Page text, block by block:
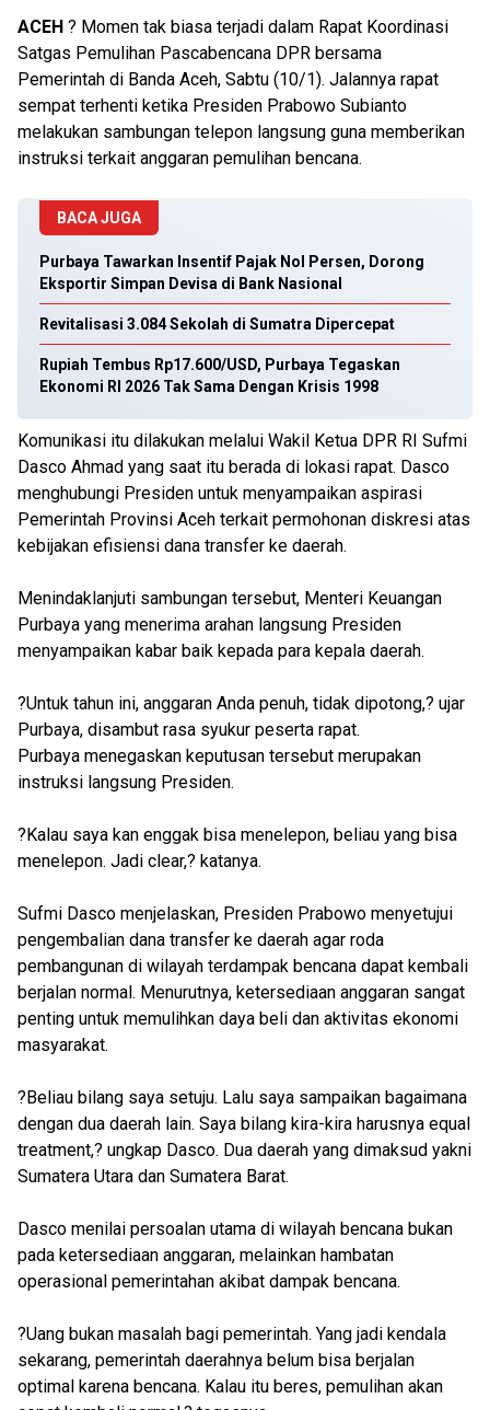
ACEH ? Momen tak biasa terjadi dalam Rapat Koordinasi
Satgas Pemulihan Pascabencana DPR bersama
Pemerintah di Banda Aceh, Sabtu (10/1). Jalannya rapat
sempat terhenti ketika Presiden Prabowo Subianto
melakukan sambungan telepon langsung guna memberikan
instruksi terkait anggaran pemulihan bencana.
BACA JUGA
Purbaya Tawarkan Insentif Pajak Nol Persen, Dorong
Eksportir Simpan Devisa di Bank Nasional
Revitalisasi 3.084 Sekolah di Sumatra Dipercepat
Rupiah Tembus Rp17.600/USD, Purbaya Tegaskan
Ekonomi RI 2026 Tak Sama Dengan Krisis 1998
Komunikasi itu dilakukan melalui Wakil Ketua DPR RI Sufmi
Dasco Ahmad yang saat itu berada di lokasi rapat. Dasco
menghubungi Presiden untuk menyampaikan aspirasi
Pemerintah Provinsi Aceh terkait permohonan diskresi atas
kebijakan efisiensi dana transfer ke daerah.
Menindaklanjuti sambungan tersebut, Menteri Keuangan
Purbaya yang menerima arahan langsung Presiden
menyampaikan kabar baik kepada para kepala daerah.
?Untuk tahun ini, anggaran Anda penuh, tidak dipotong,? ujar
Purbaya, disambut rasa syukur peserta rapat.
Purbaya menegaskan keputusan tersebut merupakan
instruksi langsung Presiden.
?Kalau saya kan enggak bisa menelepon, beliau yang bisa
menelepon. Jadi clear,? katanya.
Sufmi Dasco menjelaskan, Presiden Prabowo menyetujui
pengembalian dana transfer ke daerah agar roda
pembangunan di wilayah terdampak bencana dapat kembali
berjalan normal. Menurutnya, ketersediaan anggaran sangat
penting untuk memulihkan daya beli dan aktivitas ekonomi
masyarakat.
?Beliau bilang saya setuju. Lalu saya sampaikan bagaimana
dengan dua daerah lain. Saya bilang kira-kira harusnya equal
treatment,? ungkap Dasco. Dua daerah yang dimaksud yakni
Sumatera Utara dan Sumatera Barat.
Dasco menilai persoalan utama di wilayah bencana bukan
pada ketersediaan anggaran, melainkan hambatan
operasional pemerintahan akibat dampak bencana.
?Uang bukan masalah bagi pemerintah. Yang jadi kendala
sekarang, pemerintah daerahnya belum bisa berjalan
optimal karena bencana. Kalau itu beres, pemulihan akan